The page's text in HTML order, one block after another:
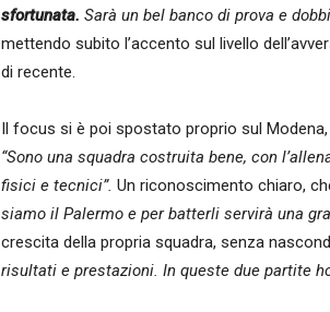
sfortunata. Sarà un bel banco di prova e
mettendo subito l’accento sul livello
di recente.
Il focus si è poi spostato proprio sul
“Sono una squadra costruita bene, con
fisici e tecnici”. Un riconoscimento chiaro,
siamo il Palermo e per batterli servirà una
crescita della propria squadra, senza
risultati e prestazioni. In queste due partite